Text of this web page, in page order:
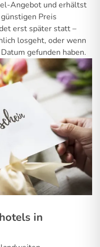
Angebot und erhältst
Preis
erst später statt –
losgeht, oder wenn
gefunden haben.
in